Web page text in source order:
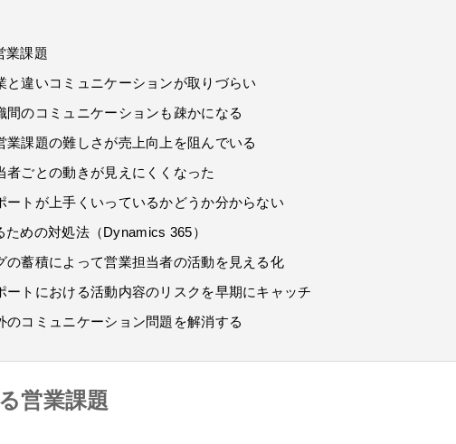
業課題
違いコミュニケーションが取りづらい
のコミュニケーションも疎かになる
課題の難しさが売上向上を阻んでいる
ごとの動きが見えにくくなった
トが上手くいっているかどうか分からない
めの対処法（Dynamics 365）
蓄積によって営業担当者の活動を見える化
トにおける活動内容のリスクを早期にキャッチ
コミュニケーション問題を解消する
営業課題